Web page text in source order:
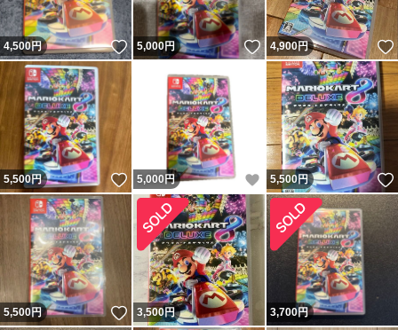
4,500円 いいね！
5,000円 いいね！
4,900円
5,500円 いいね！
5,000 円 いいね！
5,500円
5,500円 いいね！
3,500円 3,700円